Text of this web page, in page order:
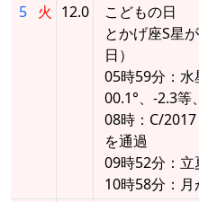
5
火 12.0
こどもの日
とかげ座S星
日）
05時59分：
00.1°、-2.3等
08時：C/
を通過
09時52分：立
10時58分：